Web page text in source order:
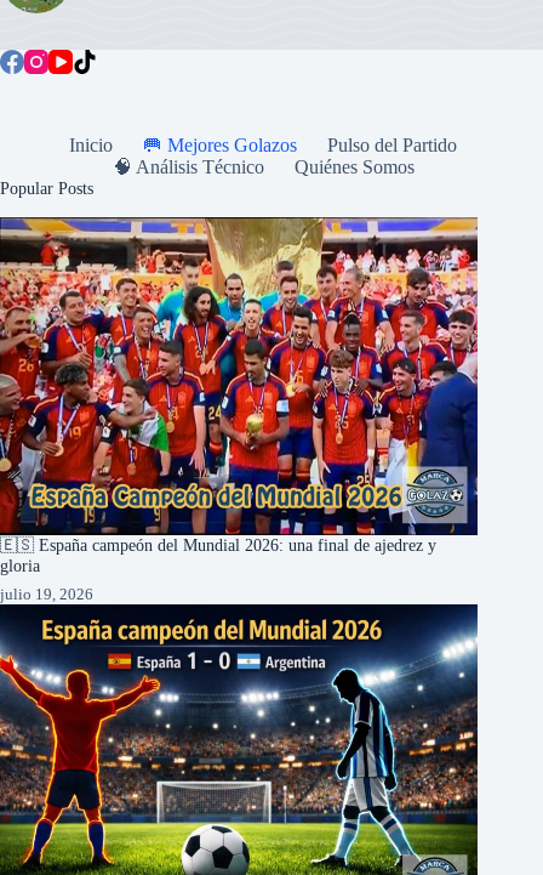
Inicio 🥅 Mejores Golazos
Pulso del Partido
🧠 Análisis Técnico
Quiénes Somos
Popular Posts
🇪🇸 España campeón del Mundial 2026: una final de ajedrez y
gloria
julio 19, 2026